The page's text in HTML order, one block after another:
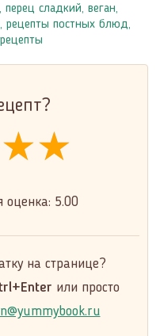
, перец сладкий, веган,
, рецепты постных блюд,
оценка: 5.00
на странице?
или просто